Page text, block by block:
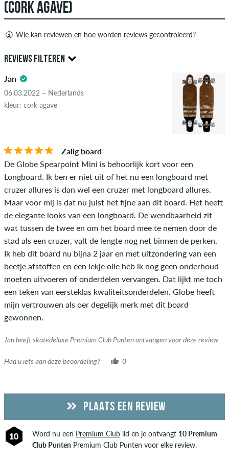
(CORK AGAVE)
Wie kan reviewen en hoe worden reviews gecontroleerd?
Alleen mensen met een skatedeluxe klant account kunnen
reviews aanmaken. Ze worden gepubliceerd na onze controle.
We publiceren zowel positieve als negatieve recensies.
Recensies met beledigende of obscene inhoud en recensies
die de toepasselijke wetgeving of auteursrechten schenden
en die spam en advertenties van derden bevatten, worden
niet gepubliceerd. De sterbeoordeling van een item geeft het
Als de recensie afkomstig is van een persoon die dit artikel
daadwerkelijk heeft gekocht, kun je dit zien aan het groene
vinkje naast de naam met de woorden "geverifieerde
aankoop". Voor deze mensen werd de aankoop geverifieerd op
basis van hun bestellingen. Voor beoordelingen zonder een
groen vinkje kunnen we niet garanderen dat de persoon het
item echt bezit of heeft gehad.
REVIEWS FILTEREN
5.0
STERREN
Jan
06.03.2022 – Nederlands
kleur: cork agave
Zalig board
De Globe Spearpoint Mini is behoorlijk kort voor een
Longboard. Ik ben er niet uit of het nu een longboard met
cruzer allures is dan wel een cruzer met longboard allures.
Maar voor mij is dat nu juist het fijne aan dit board. Het heeft
de elegante looks van een longboard. De wendbaarheid zit
wat tussen de twee en om het board mee te nemen door de
stad als een cruzer, valt de lengte nog net binnen de perken.
Ik heb dit board nu bijna 2 jaar en met uitzondering van een
beetje afstoffen en een lekje olie heb ik nog geen onderhoud
moeten uitvoeren of onderdelen vervangen. Dat lijkt me toch
een teken van eersteklas kwaliteitsonderdelen. Globe heeft
mijn vertrouwen als oer degelijk merk met dit board
gewonnen.
Jan heeft skatedeluxe Premium Club Punten ontvangen voor deze review.
Had u iets aan deze beoordeling? 0
PLAATS EEN REVIEW
10 Word nu een Premium Clublid en je ontvangt 10 Premium
Club PuntenPremium Club Punten voor elke review.